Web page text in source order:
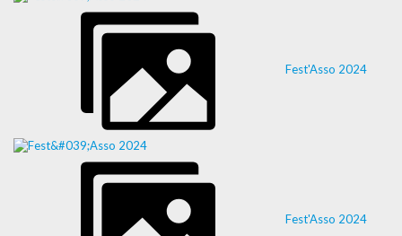
Fest'Asso 2024
Fest'Asso 2024